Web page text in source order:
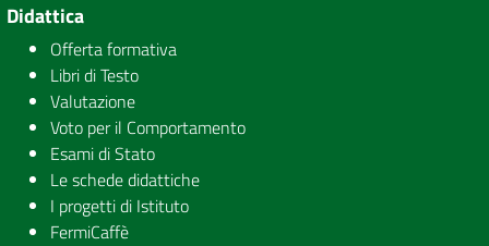
Didattica
Offerta formativa
Libri di Testo
Valutazione
Voto per il Comportamento
Esami di Stato
Le schede didattiche
I progetti di Istituto
FermiCaffè